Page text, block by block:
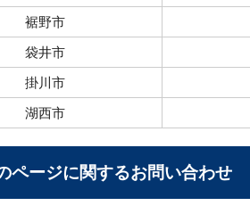
裾野市
袋井市
掛川市
湖西市
ページに関するお問い合わせ